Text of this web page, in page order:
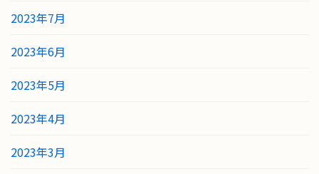
2023年7月
2023年6月
2023年5月
2023年4月
2023年3月